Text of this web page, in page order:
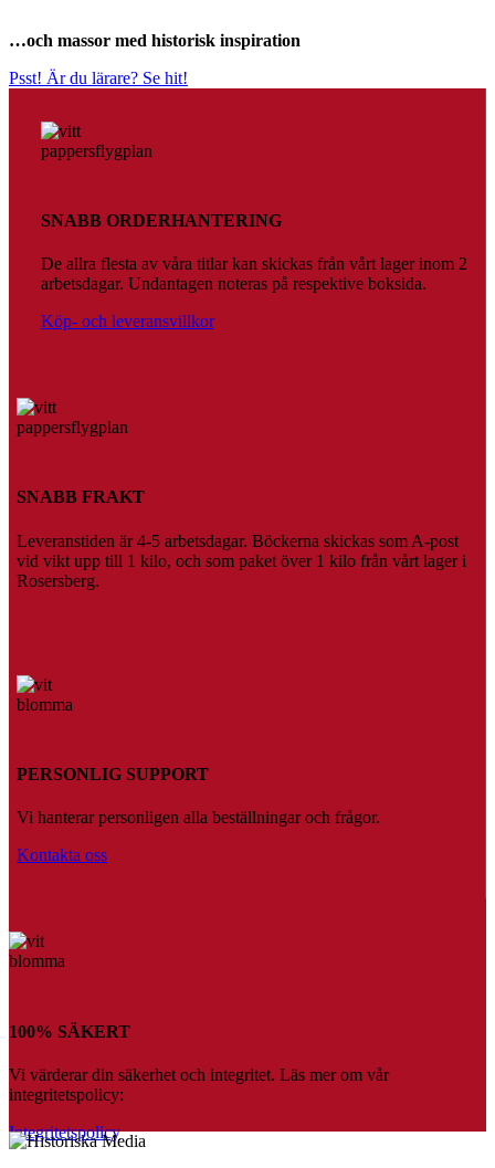
…och massor med historisk inspiration
Psst! Är du lärare? Se hit!
SNABB ORDERHANTERING
De allra flesta av våra titlar kan skickas från vårt lager inom 2
arbetsdagar. Undantagen noteras på respektive boksida.
Köp- och leveransvillkor
SNABB FRAKT
Leveranstiden är 4-5 arbetsdagar. Böckerna skickas som A-post
vid vikt upp till 1 kilo, och som paket över 1 kilo från vårt lager i
Rosersberg.
PERSONLIG SUPPORT
Vi hanterar personligen alla beställningar och frågor.
Kontakta oss
100% SÄKERT
Vi värderar din säkerhet och integritet. Läs mer om vår
integritetspolicy:
Integritetspolicy